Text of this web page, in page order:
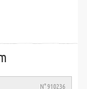
N° 910236